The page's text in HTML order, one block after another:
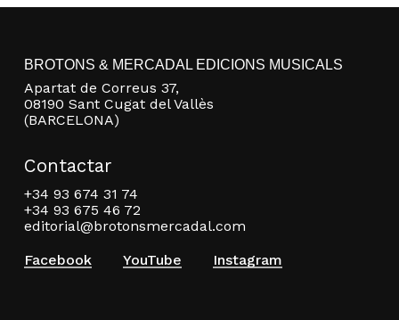
BROTONS & MERCADAL EDICIONS MUSICALS
Apartat de Correus 37,
08190 Sant Cugat del Vallès
(BARCELONA)
Contactar
+34 93 674 31 74
+34 93 675 46 72
editorial@brotonsmercadal.com
Facebook
YouTube Instagram